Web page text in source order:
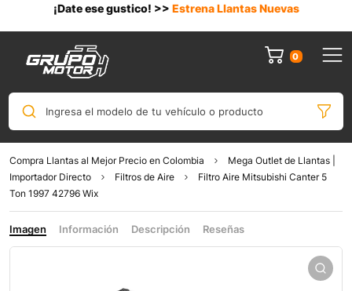
¡Date ese gustico! >> Estrena Llantas Nuevas
0
Ingresa el modelo de tu vehículo o producto
Compra Llantas al Mejor Precio en Colombia
Mega Outlet de Llantas |
Importador Directo
Filtros de Aire
Filtro Aire Mitsubishi Canter 5
Ton 1997 42796 Wix
Imagen Información Descripción Reseñas